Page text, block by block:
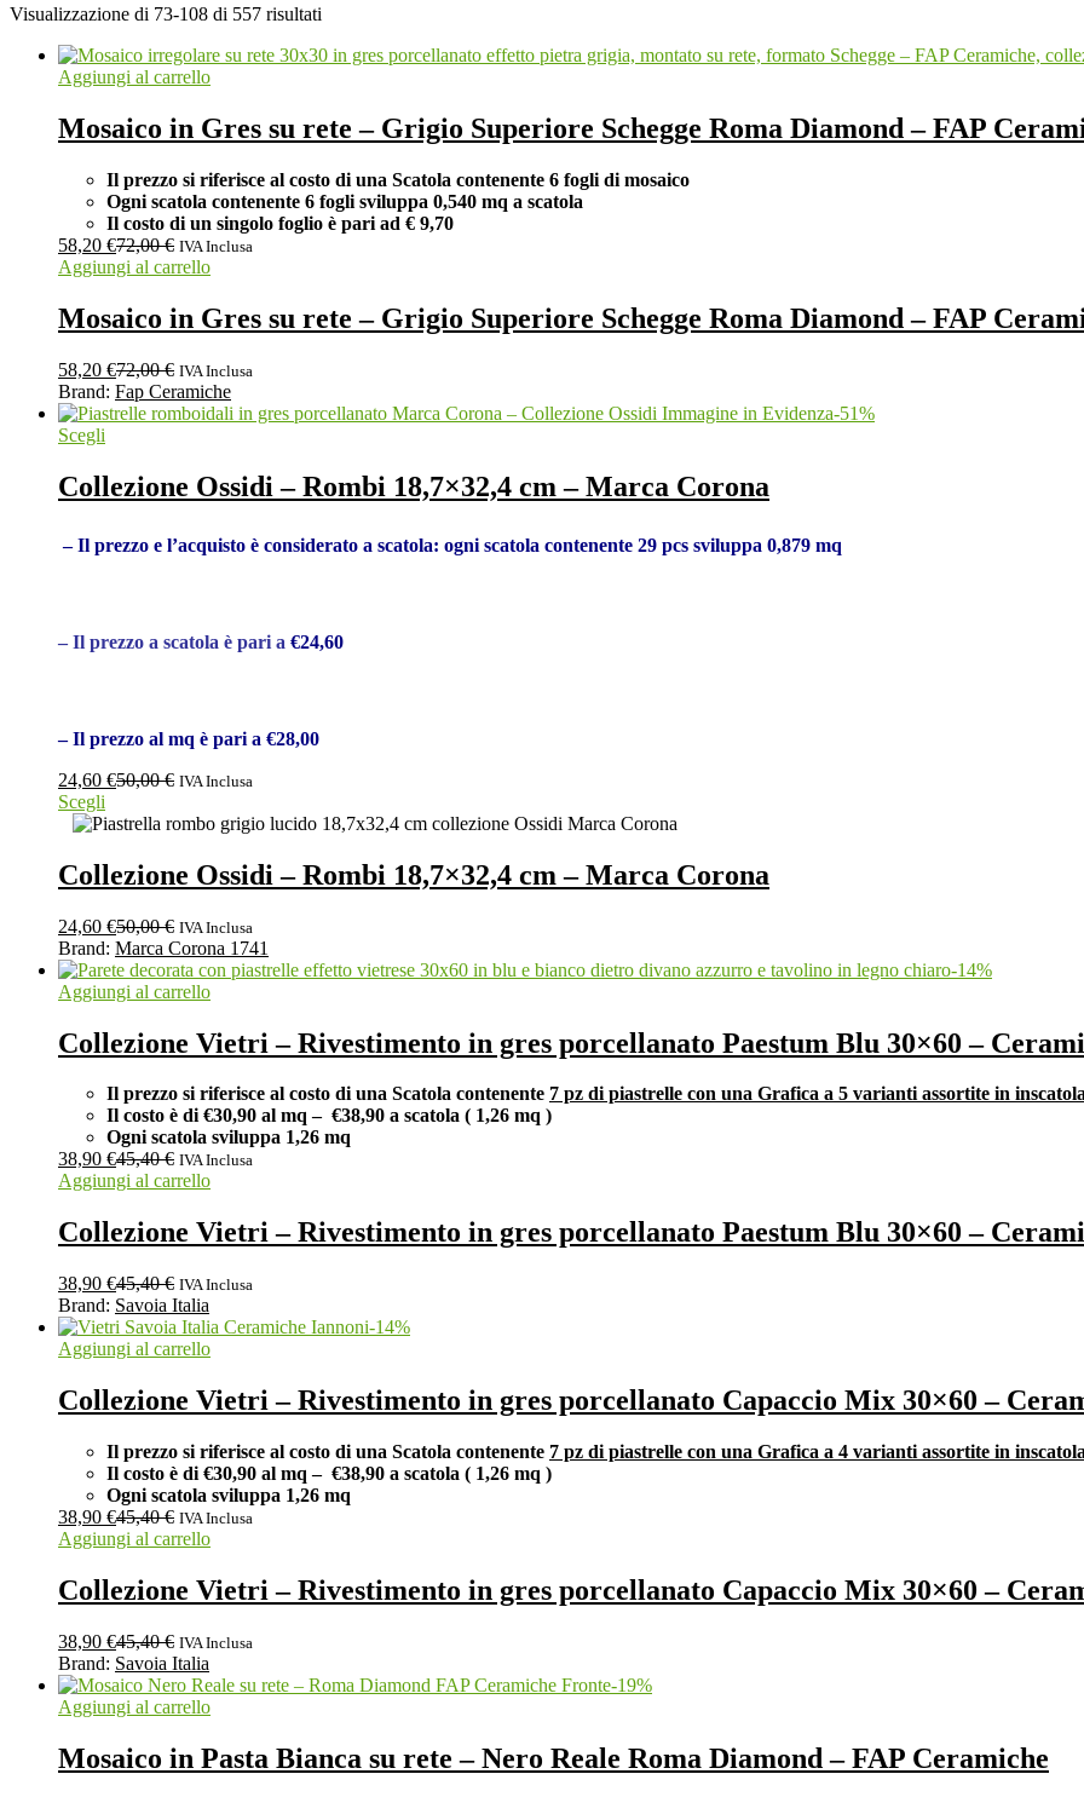
Visualizzazione di 73-108 di 557 risultati
Aggiungi al carrello
Mosaico in Gres su rete – Grigio Superiore Schegge Roma Diamond – FAP
Il prezzo si riferisce al costo di una Scatola contenente 6 fogli di mosaico
Ogni scatola contenente 6 fogli sviluppa 0,540 mq a scatola
Il costo di un singolo foglio è pari ad € 9,70
58,20 €72,00€ IVA Inclusa
Aggiungi al carrello
Mosaico in Gres su rete – Grigio Superiore Schegge Roma Diamond – FAP
58,20 €72,00€ IVA Inclusa
Brand: Fap Ceramiche
-51%
Scegli
Collezione Ossidi – Rombi 18,7×32,4 cm – Marca Corona
– Il prezzo e l’acquisto è considerato a scatola: ogni scatola contenente 29 pcs sviluppa 0,879 mq
– Il prezzo a scatola è pari a €24,60
– Il prezzo al mq è pari a €28,00
24,60 €50,00€ IVA Inclusa
Scegli
Collezione Ossidi – Rombi 18,7×32,4 cm – Marca Corona
24,60 €50,00€ IVA Inclusa
Brand: Marca Corona 1741
-14%
Aggiungi al carrello
Collezione Vietri – Rivestimento in gres porcellanato Paestum Blu 30×60 –
Il prezzo si riferisce al costo di una Scatola contenente 7 pz di piastrelle con una Grafica a 5 varianti assortite in
Il costo è di €30,90 al mq – €38,90 a scatola ( 1,26 mq )
Ogni scatola sviluppa 1,26 mq
38,90 €45,40€ IVA Inclusa
Aggiungi al carrello
Collezione Vietri – Rivestimento in gres porcellanato Paestum Blu 30×60 –
38,90 €45,40€ IVA Inclusa
Brand: Savoia Italia
-14%
Aggiungi al carrello
Collezione Vietri – Rivestimento in gres porcellanato Capaccio Mix 30×60 –
Il prezzo si riferisce al costo di una Scatola contenente 7 pz di piastrelle con una Grafica a 4 varianti assortite in
Il costo è di €30,90 al mq – €38,90 a scatola ( 1,26 mq )
Ogni scatola sviluppa 1,26 mq
38,90 €45,40€ IVA Inclusa
Aggiungi al carrello
Collezione Vietri – Rivestimento in gres porcellanato Capaccio Mix 30×60 –
38,90 €45,40€ IVA Inclusa
Brand: Savoia Italia
-19%
Aggiungi al carrello
Mosaico in Pasta Bianca su rete – Nero Reale Roma Diamond – FAP Ceramiche